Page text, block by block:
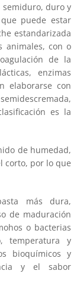
semiduro, duro y
puede estar
estandarizada
animales, con o
de la
enzimas
elaborarse con
es la
de humedad,
corto, por lo que
más dura,
de maduración
o bacterias
temperatura y
bioquímicos y
y el sabor